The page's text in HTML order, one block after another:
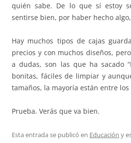
quién sabe. De lo que sí estoy
sentirse bien, por haber hecho
Hay muchos tipos de cajas
precios y con muchos diseños,
a dudas, son las que ha sacado
bonitas, fáciles de limpiar y
tamaños, la mayoría están entre los
Prueba. Verás que va bien.
Esta entrada se publicó en Educación y